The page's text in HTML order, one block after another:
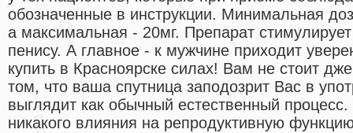
обозначенные в инструкции. Минимальная
а максимальная - 20мг. Препарат
пенису. А главное - к мужчине приходит
купить в Красноярске силах! Вам не стоит
том, что ваша спутница заподозрит Вас в
выглядит как обычный естественный
никакого влияния на репродуктивную